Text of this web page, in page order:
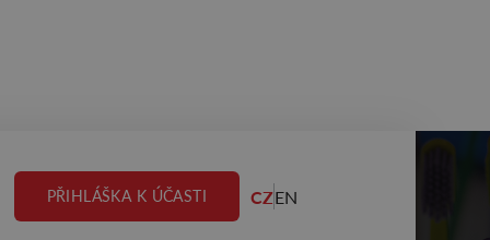
PŘIHLÁŠKA K ÚČASTI CZEN